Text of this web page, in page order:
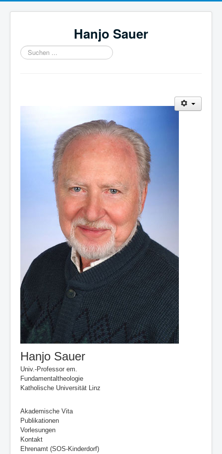
Hanjo Sauer
Suchen
...
Hanjo Sauer
Univ.-Professor em.
Fundamentaltheologie
Katholische Universität Linz
Akademische Vita
Publikationen
Vorlesungen
Kontakt
Ehrenamt (SOS-Kinderdorf)